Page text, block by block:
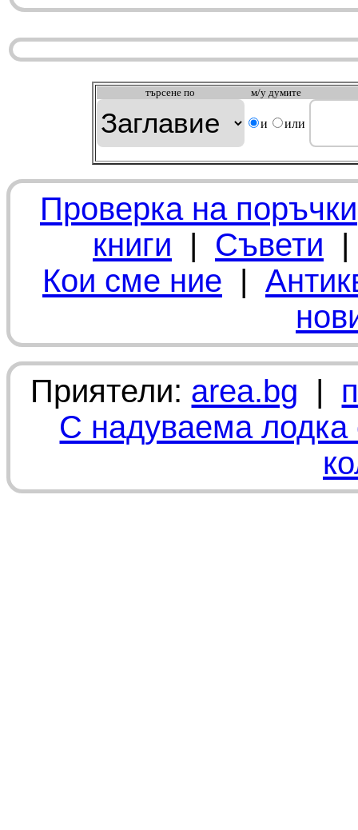
търсeне по м/у думите
и или
Проверка на поръчки
книги | Съвети
Кои сме ние |
Приятели: area.bg |
С надуваема лодка